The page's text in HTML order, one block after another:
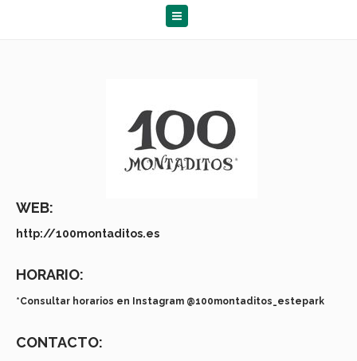
WEB:
http://100montaditos.es
HORARIO:
*Consultar horarios en Instagram @100montaditos_estepark
CONTACTO: